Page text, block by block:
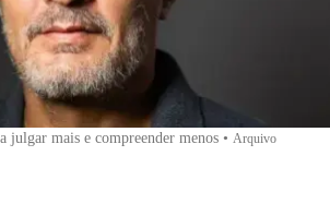
julgar mais e compreender menos • Arquivo